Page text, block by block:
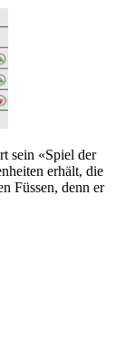
sein «Spiel der
erhält, die
Füssen, denn er